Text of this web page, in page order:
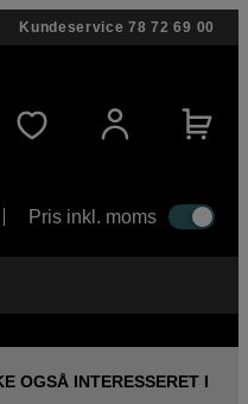
Kundeservice 78 72 69 00
Pris inkl. moms
OGSÅ INTERESSERET I